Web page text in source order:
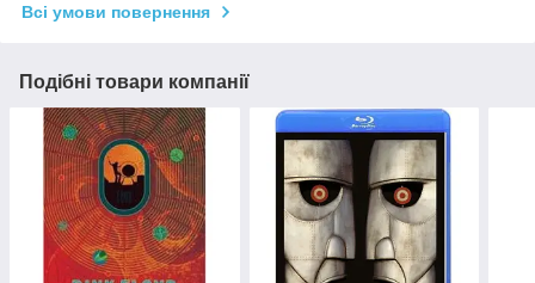
Всі умови повернення
Подібні товари компанії